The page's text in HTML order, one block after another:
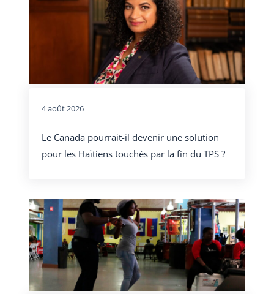
4 août 2026
Le Canada pourrait-il devenir une solution
pour les Haïtiens touchés par la fin du TPS ?